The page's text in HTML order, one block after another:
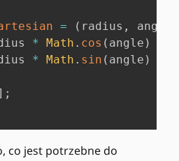
= ( radius , angle
* Math . cos ( angle )
* Math . sin ( angle )
;
co jest potrzebne do